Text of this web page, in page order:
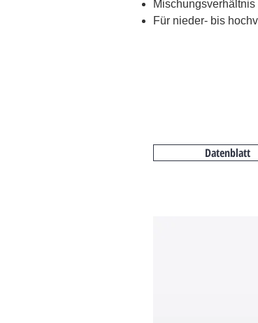
Mischungsverhältnis
Für nieder- bis
Datenblatt